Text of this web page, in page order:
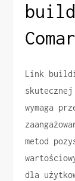
Link
wymaga
metod
dla